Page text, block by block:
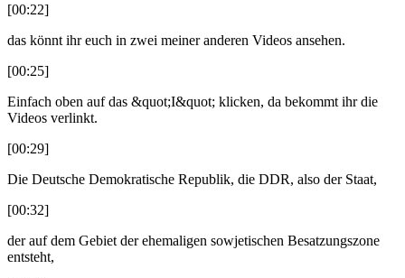
[00:22]
das könnt ihr euch in zwei meiner anderen Videos ansehen.
[00:25]
Einfach oben auf das &quot;I&quot; klicken, da bekommt ihr die
Videos verlinkt.
[00:29]
Die Deutsche Demokratische Republik, die DDR, also der Staat,
[00:32]
der auf dem Gebiet der ehemaligen sowjetischen Besatzungszone
entsteht,